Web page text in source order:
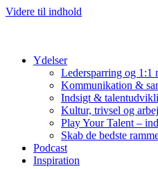
Videre til indhold
Ydelser
Ledersparring og 1:1
Kommunikation &
Indsigt &
Kultur, trivsel og
Play Your Talent –
Skab de bedste
Podcast
Inspiration